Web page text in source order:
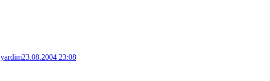
yardim23.08.2004 23:08